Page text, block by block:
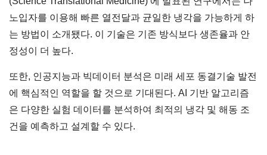
노입자를 이용해 빠른 열전달과 균일한 냉각을 가능하게 하
는 방법이 소개됐다. 이 기술은 기존 방식보다 생존율과 안
정성이 더 높다.
또한, 인공지능과 빅데이터 분석은 미래 세포 동결기술 발전
에 핵심적인 역할을 할 것으로 기대된다. AI 기반 알고리즘
은 다양한 실험 데이터를 분석하여 최적의 냉각 및 해동 조
건을 예측하고 설계할 수 있다.